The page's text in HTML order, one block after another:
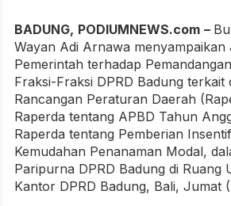
BADUNG, PODIUMNEWS.com –
Wayan Adi Arnawa menyampaikan
Pemerintah terhadap
Fraksi-Fraksi DPRD Badung terkait
Rancangan Peraturan Daerah
Raperda tentang APBD Tahun
Raperda tentang Pemberian
Kemudahan Penanaman Modal,
Paripurna DPRD Badung di Ruang
Kantor DPRD Badung, Bali, Jumat